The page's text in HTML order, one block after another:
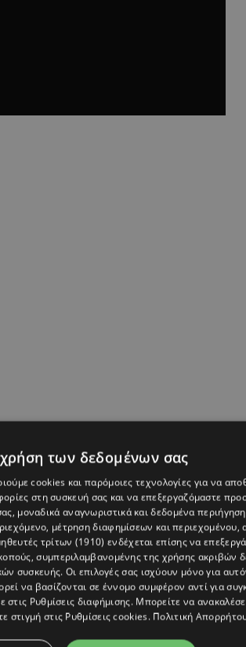
των δεδομένων σας
cookies και παρόμοιες τεχνολογίες για να
στη συσκευή σας και να επεξεργαζόμαστε
μοναδικά αναγνωριστικά και δεδομένα
μέτρηση διαφημίσεων και περιεχομένου,
τρίτων (1910) ενδέχεται επίσης να
συμπεριλαμβανομένης της χρήσης ακριβών
συσκευής. Οι επιλογές σας ισχύουν μόνο για
να βασίζονται σε έννομο συμφέρον αντί για
στις Ρυθμίσεις διαφήμισης. Μπορείτε να
στιγμή στις Ρυθμίσεις cookies. Πολιτική